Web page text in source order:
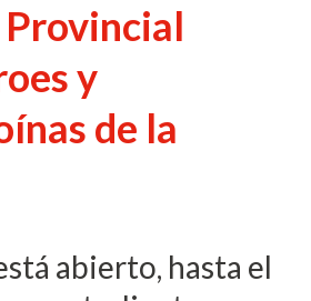
y
de la
abierto, hasta el